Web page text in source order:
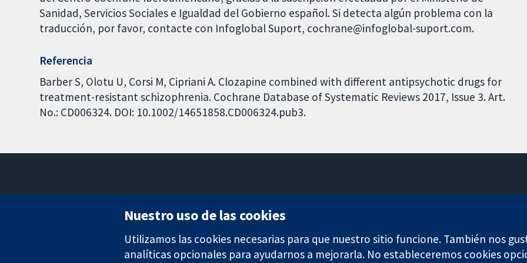
Sanidad, Servicios Sociales e Igualdad del Gobierno español. Si detecta algún problema con la
traducción, por favor, contacte con Infoglobal Suport, cochrane@infoglobal-suport.com.
Referencia
Barber S, Olotu U, Corsi M, Cipriani A. Clozapine combined with different antipsychotic drugs for
treatment-resistant schizophrenia. Cochrane Database of Systematic Reviews 2017, Issue 3. Art.
No.: CD006324. DOI: 10.1002/14651858.CD006324.pub3.
Londres
Reino Unido
Nuestro uso de las cookies
Utilizamos las cookies necesarias para que nuestro sitio funcione. También nos
analíticas opcionales para ayudarnos a mejorarla. No estableceremos cookies